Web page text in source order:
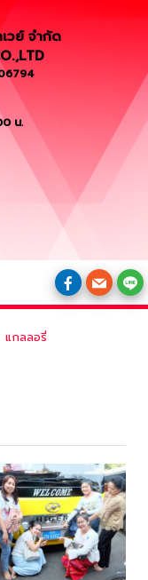
วย์ จำกัด
น.
แกลลอรี่